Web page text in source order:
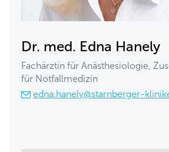
Dr. med. Edna Hanely
Fachärztin für Anästhesiologie,
für Notfallmedizin
edna.hanely@starnberger-